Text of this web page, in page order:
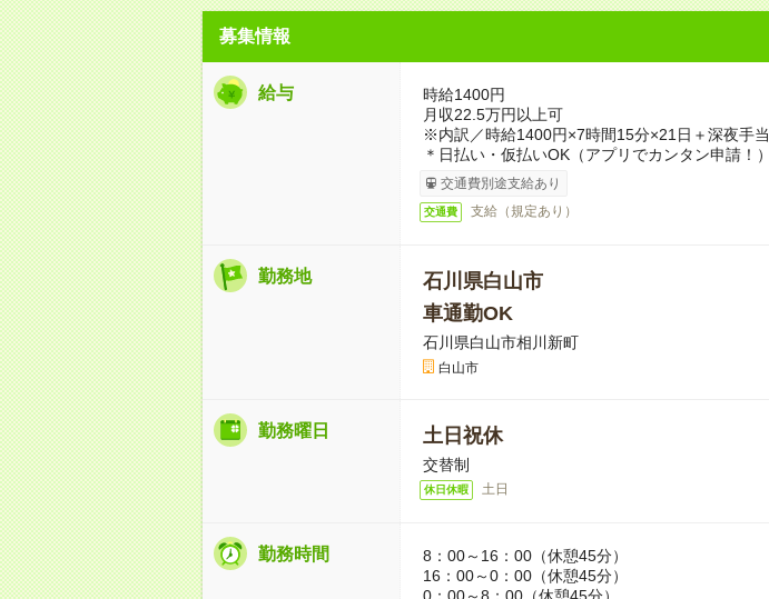
募集情報
給与
時給1400円
月収22.5万円以上可
※内訳／時給1400円×7時間15分×21日＋深夜手当
＊日払い・仮払いOK（アプリでカンタン申請！）
交通費別途支給あり
交通費 支給（規定あり）
勤務地
石川県白山市
車通勤OK
石川県白山市相川新町
白山市
勤務曜日 土日祝休
交替制
休日休暇 土日
勤務時間
8：00～16：00（休憩45分）
16：00～0：00（休憩45分）
0：00～8：00（休憩45分）